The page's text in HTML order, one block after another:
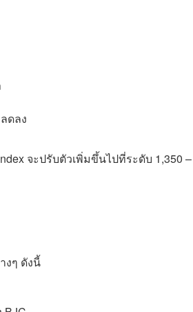
ดลง
จะปรับตัวเพิ่มขึ้นไปที่ระดับ 1,350 –
งๆ ดังนี้